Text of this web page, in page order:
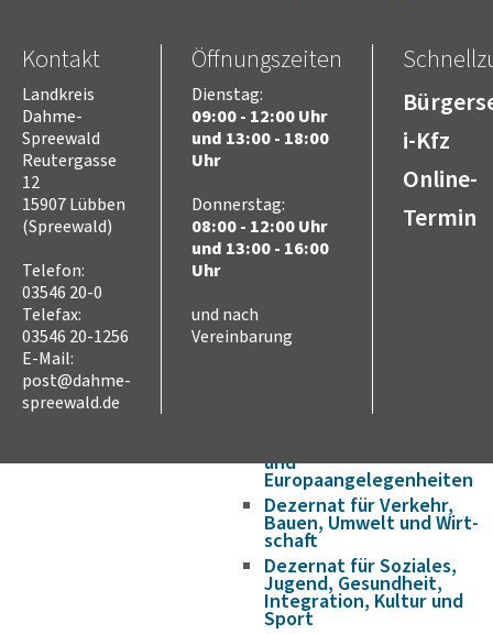
Historie
Verwaltungsgeschichte
Europa
Europaarbeit im Landkreis
Dahme-Spreewald
Projekte im Bereich
Wirtschaft & Arbeit
Partnerschaften
Internationale
Landrat
und
Europaangelegenheiten
Dezernat für Verkehr,
Bauen, Umwelt und Wirt­
schaft
Dezernat für Soziales,
Jugend, Gesundheit,
Integration, Kultur und
Sport
Kontakt
Landkreis
Dahme-
Spreewald
Reutergasse
12
15907 Lübben
(Spreewald)
Telefon:
03546 20-0
Telefax:
03546 20-1256
E-Mail:
post@dahme-
spreewald.de
Öffnungszeiten
Dienstag:
09:00 - 12:00 Uhr
und 13:00 - 18:00
Uhr
Donnerstag:
08:00 - 12:00 Uhr
und 13:00 - 16:00
Uhr
und nach
Vereinbarung
i-Kfz
Online-
Termin